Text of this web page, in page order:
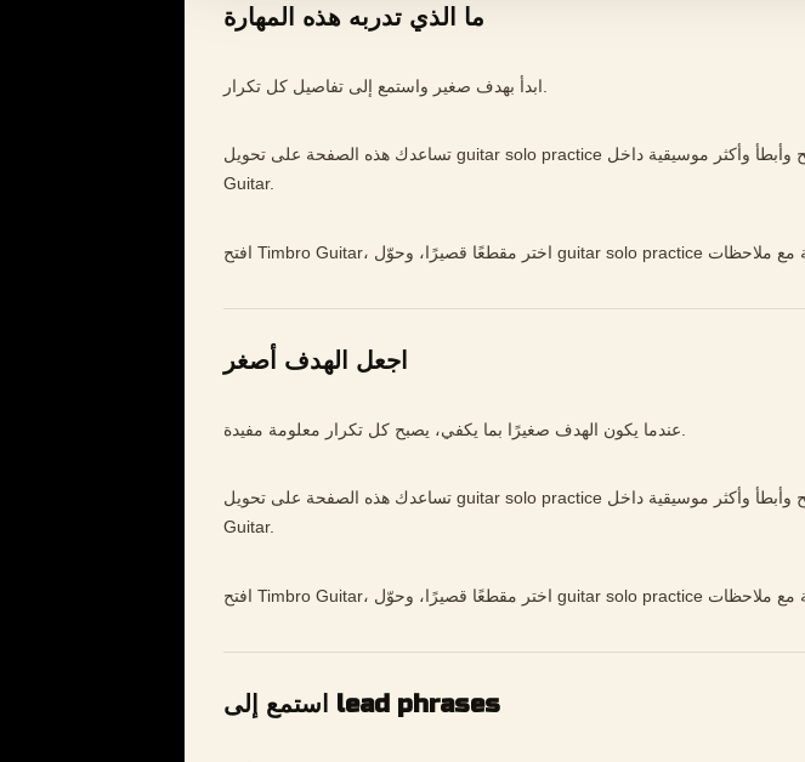
ما الذي تدربه هذه المهارة
تساعدك هذه الصفحة على تحويل guitar solo practice إلى تدريب أوضح وأبطأ وأكثر موسيقية داخل Timbro
Guitar.
اجعل الهدف أصغر
تساعدك هذه الصفحة على تحويل guitar solo practice إلى تدريب أوضح وأبطأ وأكثر موسيقية داخل Timbro
Guitar.
استمع إلى lead phrases